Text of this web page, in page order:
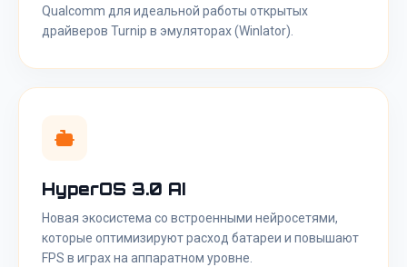
Qualcomm для идеальной работы открытых
драйверов Turnip в эмуляторах (Winlator).
HyperOS 3.0 AI
Новая экосистема со встроенными нейросетями,
которые оптимизируют расход батареи и повышают
FPS в играх на аппаратном уровне.